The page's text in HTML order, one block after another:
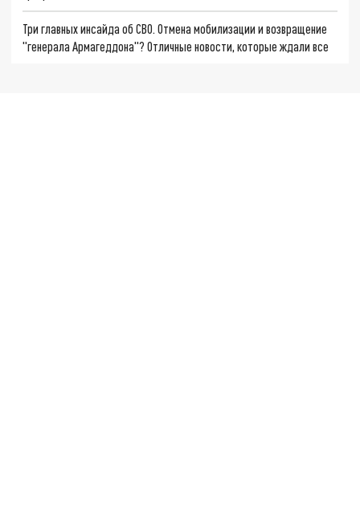
Три главных инсайда об СВО. Отмена мобилизации и возвращение
"генерала Армагеддона"? Отличные новости, которые ждали все